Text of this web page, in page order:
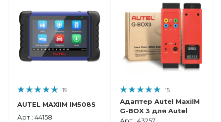
19
AUTEL MAXIIM IM508S
Арт.: 44158
15
Адаптер Autel MaxiIM
G-BOX 3 для Autel
Арт.: 43257